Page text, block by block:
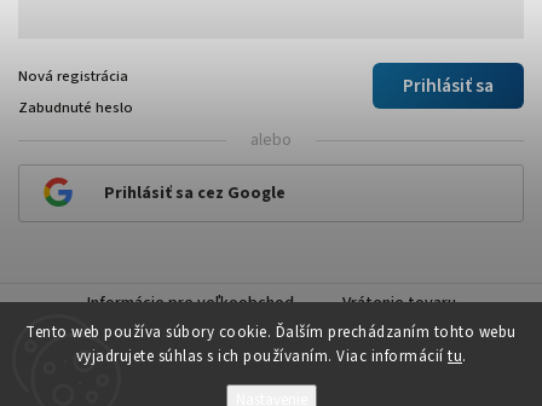
Tento web používa súbory cookie. Ďalším prechádzaním tohto webu
vyjadrujete súhlas s ich používaním. Viac informácií tu.
Prihlásiť sa
Nová registrácia
Zabudnuté heslo
alebo
Prihlásiť sa cez Google
Informácie pre veľkoobchod Vrátenie tovaru